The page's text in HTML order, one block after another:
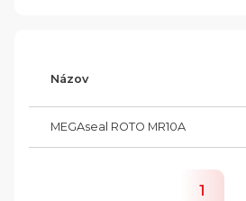
Názov
MEGAseal ROTO MR10A
1